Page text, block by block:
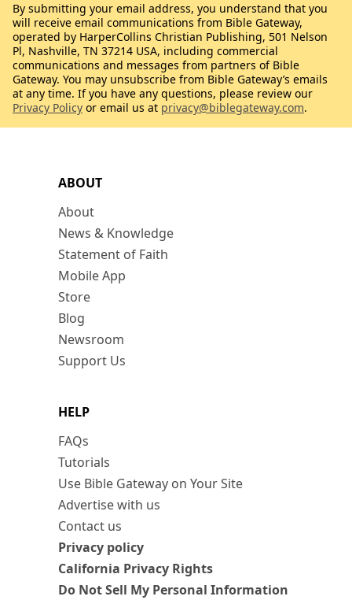
ABOUT
About
News & Knowledge
Statement of Faith
Mobile App
Store
Blog
Newsroom
Support Us
HELP
FAQs
Tutorials
Use Bible Gateway on Your Site
Advertise with us
Contact us
Privacy policy
California Privacy Rights
Do Not Sell My Personal Information
By submitting your email address, you understand that you
will receive email communications from Bible Gateway,
operated by HarperCollins Christian Publishing, 501 Nelson
Pl, Nashville, TN 37214 USA, including commercial
communications and messages from partners of Bible
Gateway. You may unsubscribe from Bible Gateway’s emails
at any time. If you have any questions, please review our
Privacy Policy or email us at privacy@biblegateway.com.